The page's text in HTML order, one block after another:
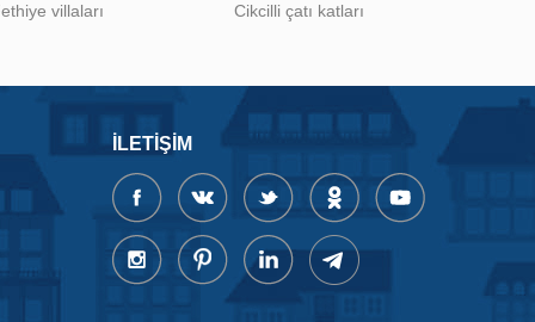
villaları
Cikcilli çatı katları
İLETIŞIM